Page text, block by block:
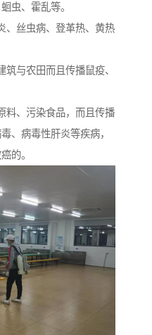
虫、霍乱等。
、丝虫病、登革热、黄热
与农田而且传播鼠疫、
料、污染食品，而且传播
、病毒性肝炎等疾病，
的。